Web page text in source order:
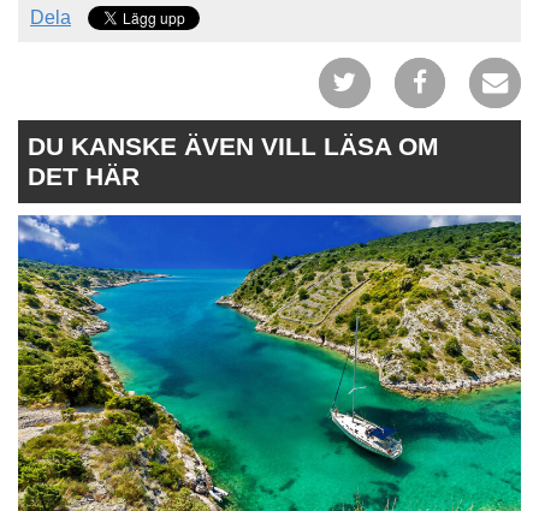
Dela
DU KANSKE ÄVEN VILL LÄSA OM
DET HÄR